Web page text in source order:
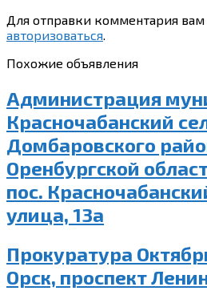
Для отправки комментария
авторизоваться.
Похожие объявления
Администрация
Красночабанский
Домбаровского
Оренбургской
пос.
улица, 13а
Прокуратура
Орск, проспект